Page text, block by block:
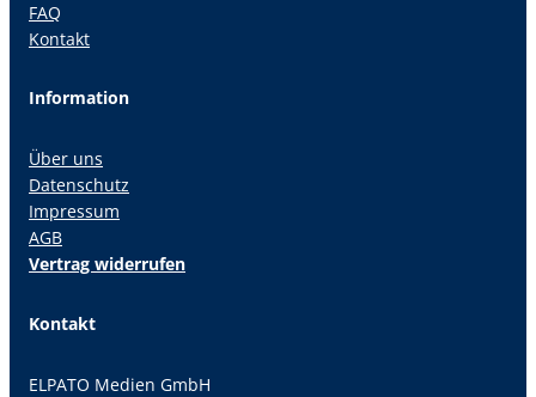
FAQ
Kontakt
Information
Über uns
Datenschutz
Impressum
AGB
Vertrag widerrufen
Kontakt
ELPATO Medien GmbH